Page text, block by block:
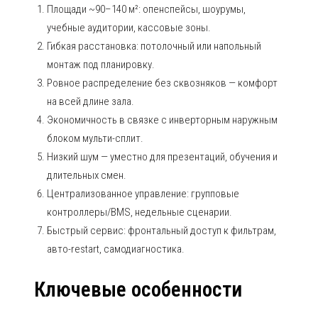
Площади ~90–140 м²: опенспейсы, шоурумы,
учебные аудитории, кассовые зоны.
Гибкая расстановка: потолочный или напольный
монтаж под планировку.
Ровное распределение без сквозняков — комфорт
на всей длине зала.
Экономичность в связке с инверторным наружным
блоком мульти-сплит.
Низкий шум — уместно для презентаций, обучения и
длительных смен.
Централизованное управление: групповые
контроллеры/BMS, недельные сценарии.
Быстрый сервис: фронтальный доступ к фильтрам,
авто-restart, самодиагностика.
Ключевые особенности